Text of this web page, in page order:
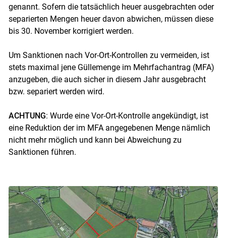
Skip to main content
genannt. Sofern die tatsächlich heuer ausgebrachten oder
separierten Mengen heuer davon abwichen, müssen diese
bis 30. November korrigiert werden.
Um Sanktionen nach Vor-Ort-Kontrollen zu vermeiden, ist
stets maximal jene Güllemenge im Mehrfachantrag (MFA)
anzugeben, die auch sicher in diesem Jahr ausgebracht
bzw. separiert werden wird.
ACHTUNG: Wurde eine Vor-Ort-Kontrolle angekündigt, ist
eine Reduktion der im MFA angegebenen Menge nämlich
nicht mehr möglich und kann bei Abweichung zu
Sanktionen führen.